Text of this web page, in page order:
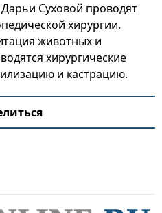
Суховой проводят
хирургии.
животных и
хирургические
и кастрацию.